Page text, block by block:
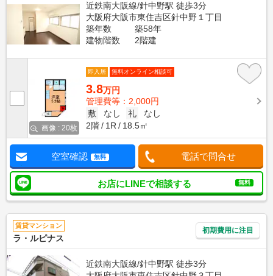
近鉄南大阪線/針中野駅 徒歩3分
大阪府大阪市東住吉区針中野１丁目
築年数
築58年
建物階数
2階建
画像 : 20枚
即入居 無料オンライン相談可
3.8万円
管理費等：2,000円
敷
なし 礼
なし
2階
1R 18.5㎡
空室確認 無料 電話で問合せ
お店にLINEで相談する 無料
賃貸マンション
ラ・ルピナス
初期費用に注目
近鉄南大阪線/針中野駅 徒歩3分